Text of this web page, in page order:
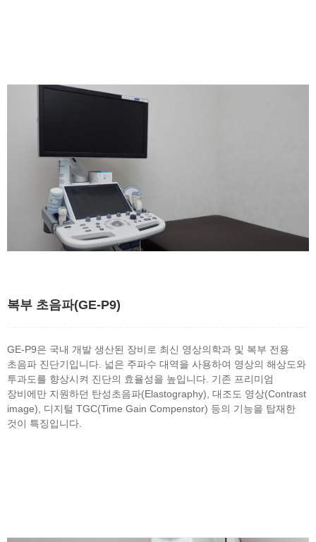
복부 초음파(GE-P9)
GE-P9은 국내 개발 생산된 장비로 최신 영상의학과 및 복부 전용
초음파 진단기입니다. 넓은 주파수 대역을 사용하여 영상의 해상도와
투과도를 향상시켜 진단의 효율성을 높입니다. 기존 프리미엄
장비에만 지원하던 탄성초음파(Elastography), 대조도 영상(Contrast
image), 디지털 TGC(Time Gain Compenstor) 등의 기능을 탑재한
것이 특징입니다.